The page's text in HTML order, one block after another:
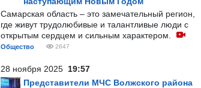
Самарская область – это замечательный регион,
где живут трудолюбивые и талантливые люди с
открытым сердцем и сильным характером.
Общество 2647
28 ноября 2025 19:57
Представители МЧС Волжского района